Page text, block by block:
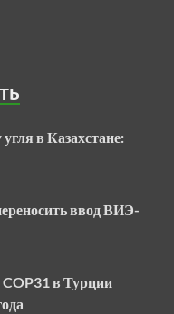
в Казахстане:
ввод ВИЭ-
COP31 в Турции